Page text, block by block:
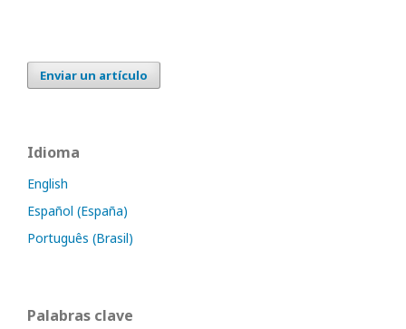
Enviar un artículo
Idioma
English
Español (España)
Português (Brasil)
Palabras clave